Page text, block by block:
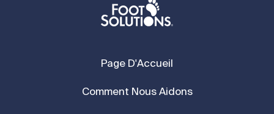
Page D'Accueil
Comment Nous Aidons